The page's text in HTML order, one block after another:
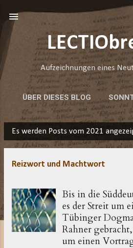
Direkt zum
Aufzeichnungen eines
ÜBER DIESES BLOG
HAFTUNGSAUSSCHLUSS
RECHTS SIND
P
Es werden Posts vom 2021
Reizwort und Machtwort
Bis in die
es der Streit um
Tübinger
Rahner
um einen